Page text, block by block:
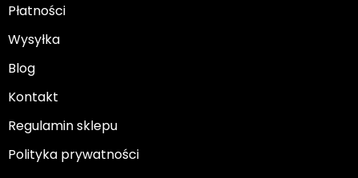
Płatności
Wysyłka
Blog
Kontakt
Regulamin sklepu
Polityka prywatności